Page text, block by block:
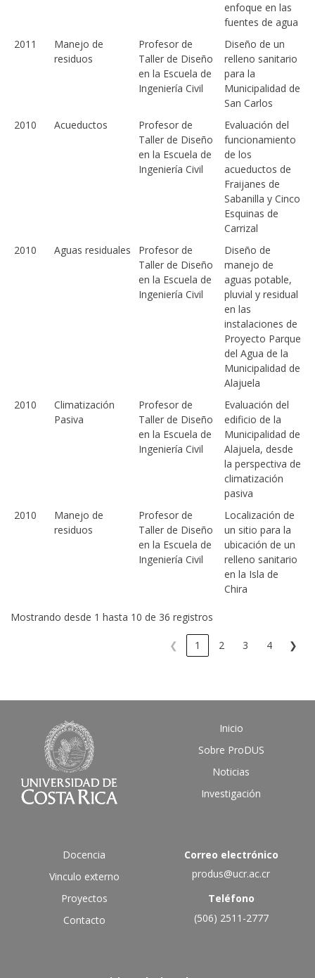
enfoque en las
fuentes de agua
2011
Manejo de
residuos
Profesor de
Taller de Diseño
en la Escuela de
Ingeniería Civil
Diseño de un
relleno sanitario
para la
Municipalidad de
San Carlos
2010
Acueductos
Profesor de
Taller de Diseño
en la Escuela de
Ingeniería Civil
Evaluación del
funcionamiento
de los
acueductos de
Fraijanes de
Sabanilla y Cinco
Esquinas de
Carrizal
2010
Aguas residuales
Profesor de
Taller de Diseño
en la Escuela de
Ingeniería Civil
Diseño de
manejo de
aguas potable,
pluvial y residual
en las
instalaciones de
Proyecto Parque
del Agua de la
Municipalidad de
Alajuela
2010
Climatización
Pasiva
Profesor de
Taller de Diseño
en la Escuela de
Ingeniería Civil
Evaluación del
edificio de la
Municipalidad de
Alajuela, desde
la perspectiva de
climatización
pasiva
2010
Manejo de
residuos
Profesor de
Taller de Diseño
en la Escuela de
Ingeniería Civil
Localización de
un sitio para la
ubicación de un
relleno sanitario
en la Isla de
Chira
Mostrando desde 1 hasta 10 de 36 registros
❮ 1 2 3 4 ❯
Inicio
Sobre ProDUS
Noticias
Investigación
Docencia
Vinculo externo
Proyectos
Contacto
Correo electrónico
produs@ucr.ac.cr
Teléfono
(506) 2511-2777